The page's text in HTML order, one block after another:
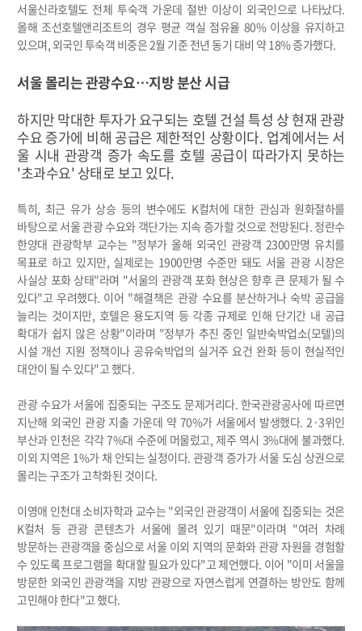
서울신라호텔도 전체 투숙객 가운데 절반 이상이 외국인으로 나타났다.
올해 조선호텔앤리조트의 경우 평균 객실 점유율 80% 이상을 유지하고
있으며, 외국인 투숙객 비중은 2월 기준 전년 동기 대비 약 18% 증가했다.
서울 몰리는 관광수요…지방 분산 시급
하지만 막대한 투자가 요구되는 호텔 건설 특성 상 현재 관광
수요 증가에 비해 공급은 제한적인 상황이다. 업계에서는 서
울 시내 관광객 증가 속도를 호텔 공급이 따라가지 못하는
'초과수요' 상태로 보고 있다.
특히, 최근 유가 상승 등의 변수에도 K컬처에 대한 관심과 원화절하를
바탕으로 서울 관광 수요와 객단가는 지속 증가할 것으로 전망된다. 정란수
한양대 관광학부 교수는 "정부가 올해 외국인 관광객 2300만명 유치를
목표로 하고 있지만, 실제로는 1900만명 수준만 돼도 서울 관광 시장은
사실상 포화 상태"라며 "서울의 관광객 포화 현상은 향후 큰 문제가 될 수
있다"고 우려했다. 이어 "해결책은 관광 수요를 분산하거나 숙박 공급을
늘리는 것이지만, 호텔은 용도지역 등 각종 규제로 인해 단기간 내 공급
확대가 쉽지 않은 상황"이라며 "정부가 추진 중인 일반숙박업소(모텔)의
시설 개선 지원 정책이나 공유숙박업의 실거주 요건 완화 등이 현실적인
대안이 될 수 있다"고 했다.
관광 수요가 서울에 집중되는 구조도 문제거리다. 한국관광공사에 따르면
지난해 외국인 관광 지출 가운데 약 70%가 서울에서 발생했다. 2·3위인
부산과 인천은 각각 7%대 수준에 머물렀고, 제주 역시 3%대에 불과했다.
이외 지역은 1%가 채 안되는 실정이다. 관광객 증가가 서울 도심 상권으로
몰리는 구조가 고착화된 것이다.
이영애 인천대 소비자학과 교수는 "외국인 관광객이 서울에 집중되는 것은
K컬처 등 관광 콘텐츠가 서울에 몰려 있기 때문"이라며 "여러 차례
방문하는 관광객을 중심으로 서울 이외 지역의 문화와 관광 자원을 경험할
수 있도록 프로그램을 확대할 필요가 있다"고 제언했다. 이어 "이미 서울을
방문한 외국인 관광객을 지방 관광으로 자연스럽게 연결하는 방안도 함께
고민해야 한다"고 했다.